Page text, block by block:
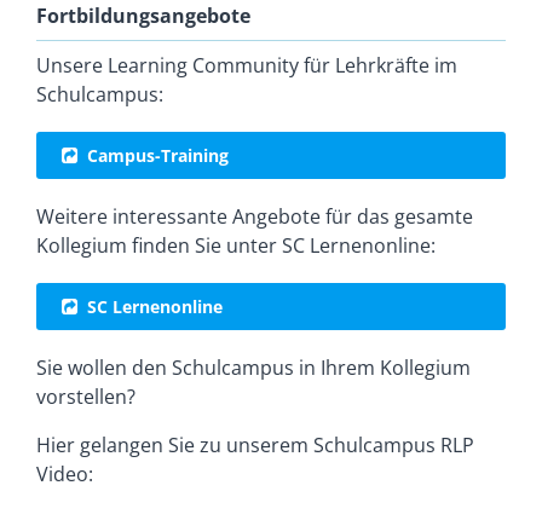
Fortbildungsangebote
Unsere Learning Community für Lehrkräfte im
Schulcampus:
Campus-Training
Weitere interessante Angebote für das gesamte
Kollegium finden Sie unter SC Lernenonline:
SC Lernenonline
Sie wollen den Schulcampus in Ihrem Kollegium
vorstellen?
Hier gelangen Sie zu unserem Schulcampus RLP
Video: